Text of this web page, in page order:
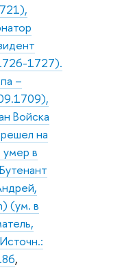
1727).
–
Войска
на
в
Бутенант
(ум. в
,